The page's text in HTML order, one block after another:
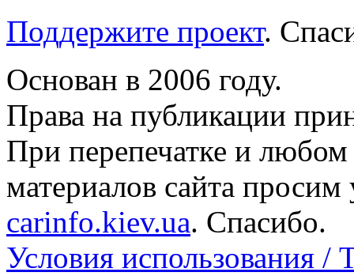
Поддержите проект.
Основан в 2006 году.
Права на публикации
При перепечатке и
материалов сайта просим
carinfo.kiev.ua. Спасибо.
Условия использования /